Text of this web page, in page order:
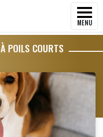
MENU
POILS COURTS